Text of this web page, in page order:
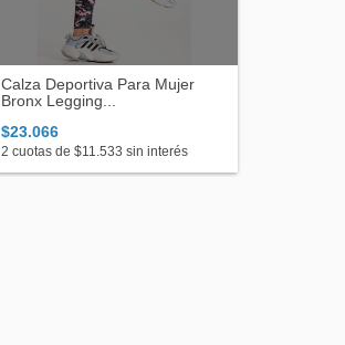
Calza Deportiva Para Mujer
Bronx Legging...
$23.066
2 cuotas de $11.533 sin interés